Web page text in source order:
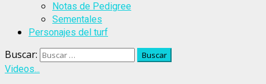
Notas de Pedigree
Sementales
Personajes del turf
Buscar:
Videos...